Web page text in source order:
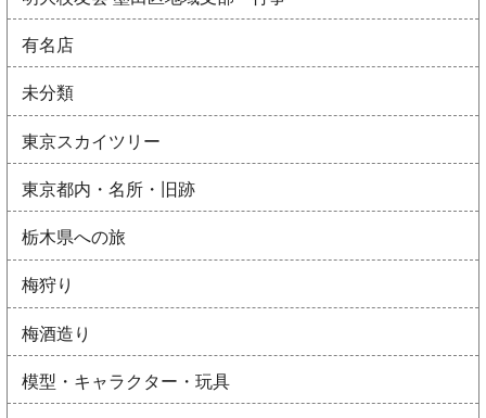
有名店
未分類
東京スカイツリー
東京都内・名所・旧跡
栃木県への旅
梅狩り
梅酒造り
模型・キャラクター・玩具